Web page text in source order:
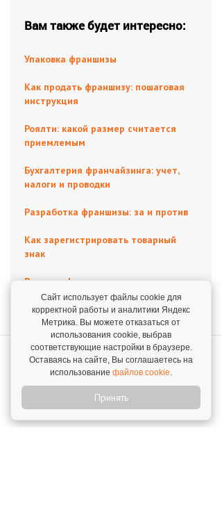
Вам также будет интересно:
Упаковка франшизы
Как продать франшизу: пошаговая
инструкция
Роялти: какой размер считается
приемлемым
Бухгалтерия франчайзинга: учет,
налоги и проводки
Разработка франшизы: за и против
Как зарегистрировать товарный
знак
Реклама франшизы
Поделиться в соцсетях
Сайт использует файлы cookie для
корректной работы и аналитики Яндекс
Метрика. Вы можете отказаться от
использования cookie, выбрав
соответствующие настройки в браузере.
Оставаясь на сайте, Вы соглашаетесь на
использование файлов cookie.
Принять